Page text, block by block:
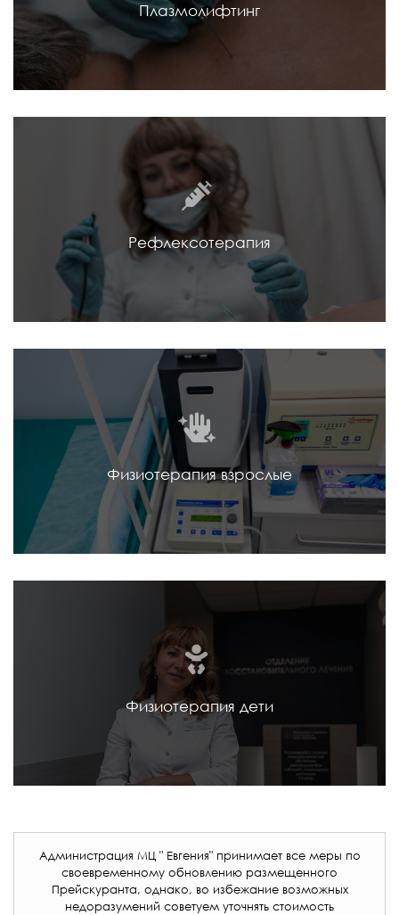
Плазмолифтинг
Рефлексотерапия
Физиотерапия взрослые
Физиотерапия дети
Администрация МЦ " Евгения" принимает все меры по
своевременному обновлению размещенного
Прейскуранта, однако, во избежание возможных
недоразумений советуем уточнять стоимость